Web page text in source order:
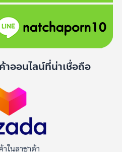
ออนไลน์ที่น่าเชื่อถือ
ในลาซาด้า